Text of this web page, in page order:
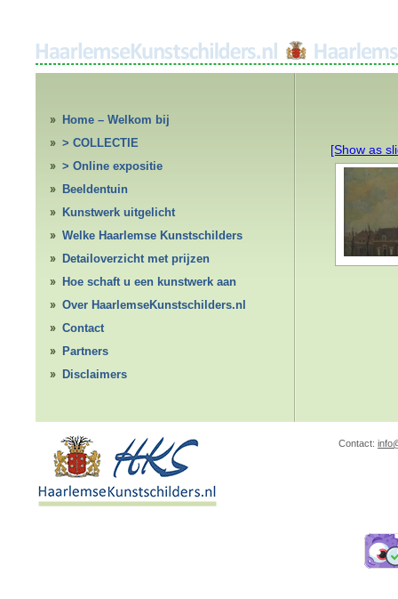
Home – Welkom bij
HaarlemseKunstschilders.nl
> COLLECTIE
> Online expositie
Beeldentuin
Kunstwerk uitgelicht
Welke Haarlemse Kunstschilders
Detailoverzicht met prijzen
Hoe schaft u een kunstwerk aan
Over HaarlemseKunstschilders.nl
Contact
Partners
Disclaimers
[Show as
Contact: